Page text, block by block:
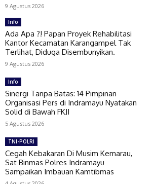
9 Agustus 2026
Info
Ada Apa ?! Papan Proyek Rehabilitasi
Kantor Kecamatan Karangampel Tak
Terlihat, Diduga Disembunyikan.
9 Agustus 2026
Info
Sinergi Tanpa Batas: 14 Pimpinan
Organisasi Pers di Indramayu Nyatakan
Solid di Bawah FKJI
5 Agustus 2026
TNI-POLRI
Cegah Kebakaran Di Musim Kemarau,
Sat Binmas Polres Indramayu
Sampaikan Imbauan Kamtibmas